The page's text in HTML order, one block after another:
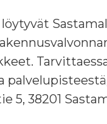
5, 38201